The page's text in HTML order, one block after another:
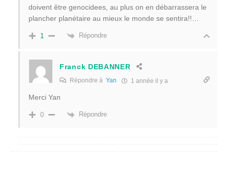
doivent être genocidees, au plus on en débarrassera le
plancher planétaire au mieux le monde se sentira!!…
1 Répondre
Franck DEBANNER
Répondre à Yan 1 année il y a
Merci Yan
0 Répondre